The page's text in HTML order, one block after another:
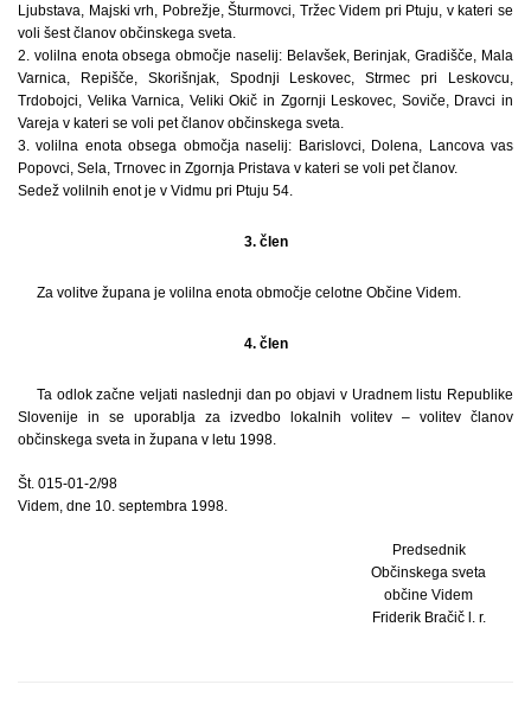
Ljubstava, Majski vrh, Pobrežje, Šturmovci, Tržec Videm pri Ptuju, v kateri se
voli šest članov občinskega sveta.
2. volilna enota obsega območje naselij: Belavšek, Berinjak, Gradišče, Mala
Varnica, Repišče, Skorišnjak, Spodnji Leskovec, Strmec pri Leskovcu,
Trdobojci, Velika Varnica, Veliki Okič in Zgornji Leskovec, Soviče, Dravci in
Vareja v kateri se voli pet članov občinskega sveta.
3. volilna enota obsega območja naselij: Barislovci, Dolena, Lancova vas
Popovci, Sela, Trnovec in Zgornja Pristava v kateri se voli pet članov.
Sedež volilnih enot je v Vidmu pri Ptuju 54.
3. člen
Za volitve župana je volilna enota območje celotne Občine Videm.
4. člen
Ta odlok začne veljati naslednji dan po objavi v Uradnem listu Republike
Slovenije in se uporablja za izvedbo lokalnih volitev – volitev članov
občinskega sveta in župana v letu 1998.
Št. 015-01-2/98
Videm, dne 10. septembra 1998.
Predsednik
Občinskega sveta
občine Videm
Friderik Bračič l. r.